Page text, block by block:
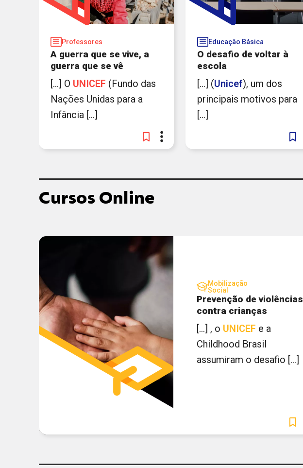
Professores
A guerra que se vive, a
guerra que se vê
[...] O UNICEF (Fundo das
Nações Unidas para a
Infância [...]
Educação Básica
O desafio de voltar à
escola
[...] (Unicef), um dos
principais motivos para
[...]
Cursos Online
Mobilização
Social
Prevenção de violências
contra crianças
[...] , o UNICEF e a
Childhood Brasil
assumiram o desafio [...]